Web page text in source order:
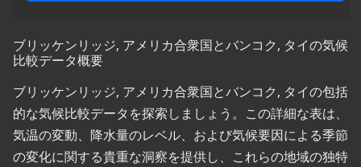
ブリッケンリッジ, アメリカ合衆国とバンコク, タイの気候
比較データ概要
ブリッケンリッジ, アメリカ合衆国とバンコク, タイの包括
的な気候比較データを探索しましょう。この詳細な表は、
気温の変動、降水量のレベル、および気候要因による季節
の変化に関する貴重な洞察を提供し、これらの地域の独特